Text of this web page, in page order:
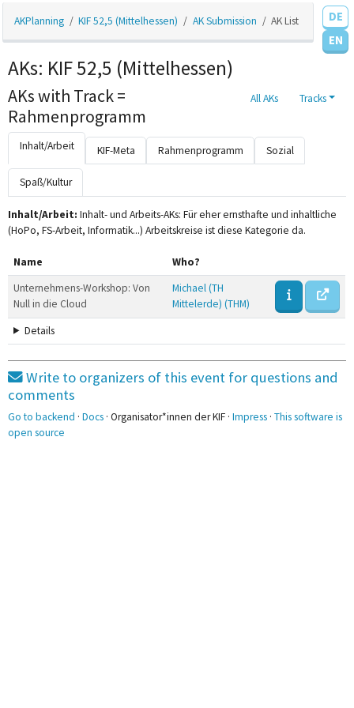
DE
EN
AKPlanning KIF 52,5 (Mittelhessen) AK Submission AK List
AKs: KIF 52,5 (Mittelhessen)
All AKs Tracks
AKs with Track =
Rahmenprogramm
Inhalt/Arbeit KIF-Meta Rahmenprogramm Sozial
Spaß/Kultur
Inhalt/Arbeit: Inhalt- und Arbeits-AKs: Für eher ernsthafte und inhaltliche
(HoPo, FS-Arbeit, Informatik...) Arbeitskreise ist diese Kategorie da.
Name
Who?
Unternehmens-Workshop: Von
Null in die Cloud
Michael (TH
Mittelerde) (THM)
Details
Write to organizers of this event for questions and
comments
Go to backend ·Docs · Organisator*innen der KIF ·Impress ·This software is
open source